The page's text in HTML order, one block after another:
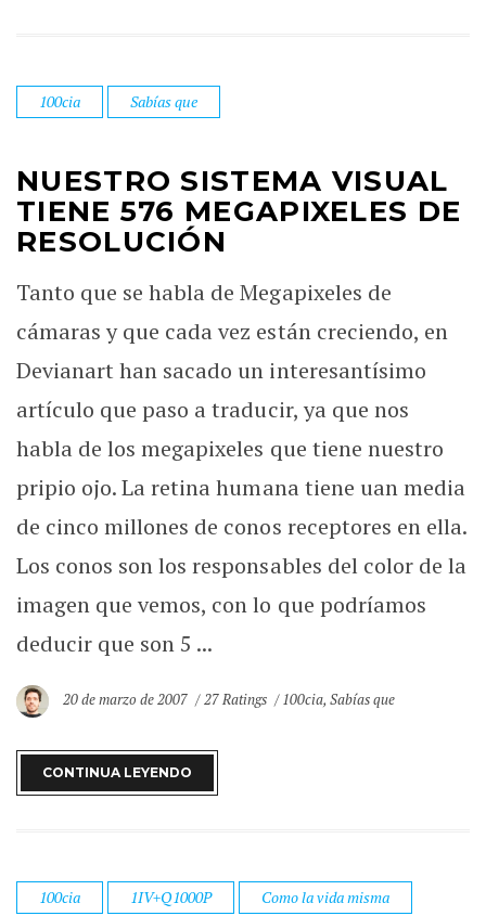
100cia Sabías que
NUESTRO SISTEMA VISUAL
TIENE 576 MEGAPIXELES DE
RESOLUCIÓN
Tanto que se habla de Megapixeles de
cámaras y que cada vez están creciendo, en
Devianart han sacado un interesantísimo
artículo que paso a traducir, ya que nos
habla de los megapixeles que tiene nuestro
pripio ojo. La retina humana tiene uan media
de cinco millones de conos receptores en ella.
Los conos son los responsables del color de la
imagen que vemos, con lo que podríamos
deducir que son 5 ...
20 de marzo de 2007 27 Ratings 100cia,Sabías que
CONTINUA LEYENDO
100cia 1IV+Q1000P Como la vida misma